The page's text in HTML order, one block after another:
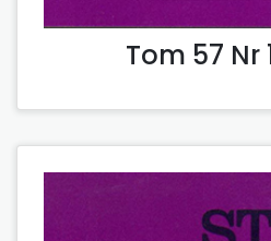
Tom 57 Nr